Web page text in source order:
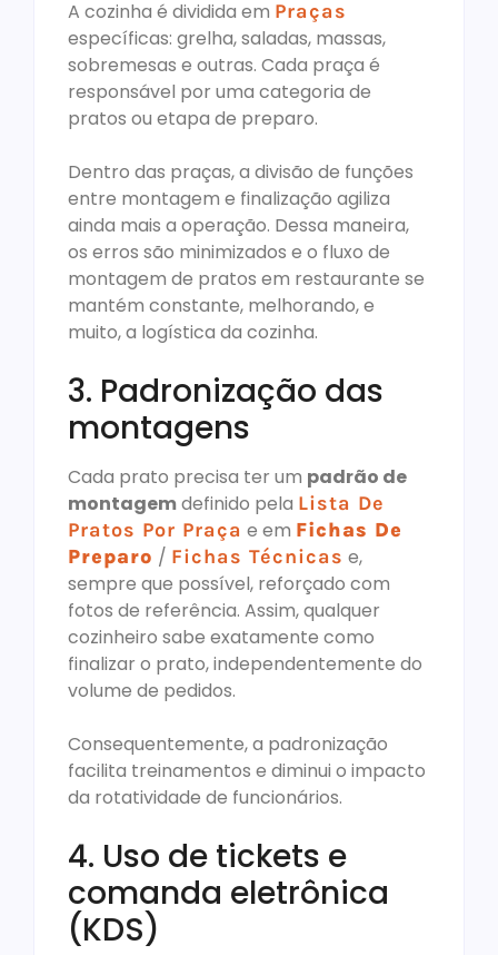
A cozinha é dividida em Praças
específicas: grelha, saladas, massas,
sobremesas e outras. Cada praça é
responsável por uma categoria de
pratos ou etapa de preparo.
Dentro das praças, a divisão de funções
entre montagem e finalização agiliza
ainda mais a operação. Dessa maneira,
os erros são minimizados e o fluxo de
montagem de pratos em restaurante se
mantém constante, melhorando, e
muito, a logística da cozinha.
3. Padronização das
montagens
Cada prato precisa ter um padrão de
montagemdefinido pela Lista De
Pratos Por Praça e em Fichas De
Preparo / Fichas Técnicas e,
sempre que possível, reforçado com
fotos de referência. Assim, qualquer
cozinheiro sabe exatamente como
finalizar o prato, independentemente do
volume de pedidos.
Consequentemente, a padronização
facilita treinamentos e diminui o impacto
da rotatividade de funcionários.
4. Uso de tickets e
comanda eletrônica
(KDS)